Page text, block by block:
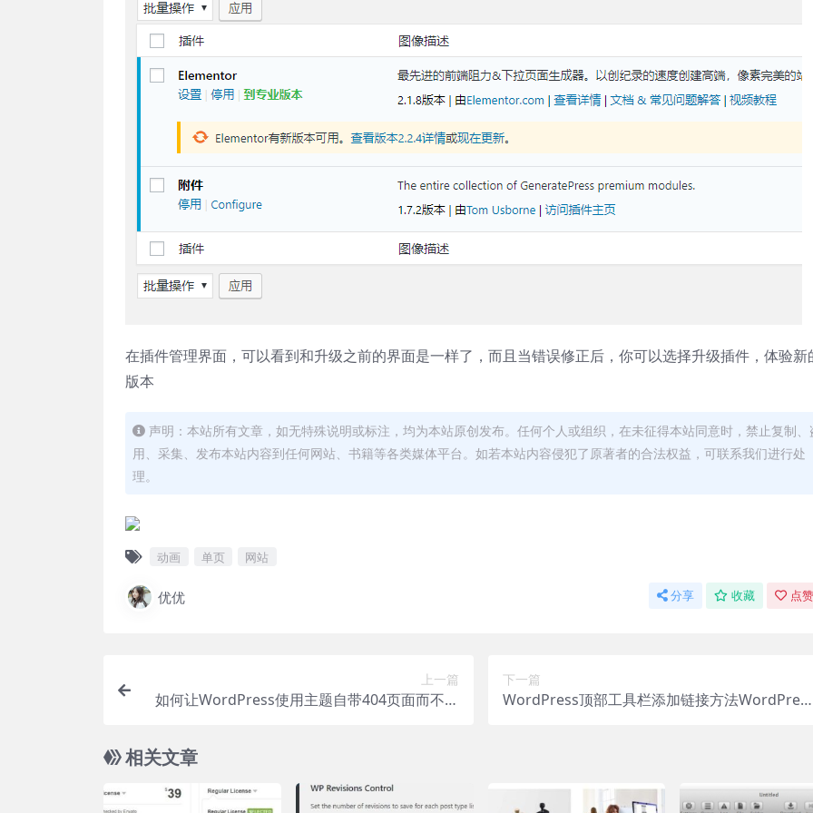
在插件管理界面，可以看到和升级之前的界面是一样了，而且当错误修正后，你可以选择升级插件，体验新
版本
声明：本站所有文章，如无特殊说明或标注，均为本站原创发布。任何个人或组织，在未征得本站同意时，禁止复制、
用、采集、发布本站内容到任何网站、书籍等各类媒体平台。如若本站内容侵犯了原著者的合法权益，可联系我们进行处
理。
动画 单页 网站
优优 分享 收藏 点
上一篇
如何让WordPress使用主题自带404页面而不是
map)使用古腾堡可重用区块高效管理WordPres
s重复内容WordPress备份网站方法(宝塔面板手
动+自动备份)SEOPress设置Twitter分享大缩略
图效果WordPress顶部工具栏添加链接方法Wor
下一篇
WordPress顶部工具栏添加链接方法
快速显示隐藏WordPress顶部工具栏 WordPres
s Admin Bar ControlWordPress侧边栏图片小
相关文章